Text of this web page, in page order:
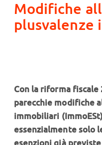
Modifiche
plusvalenze
Con la riforma
parecchie modifiche
immobiliari
essenzialmente solo
esenzioni già